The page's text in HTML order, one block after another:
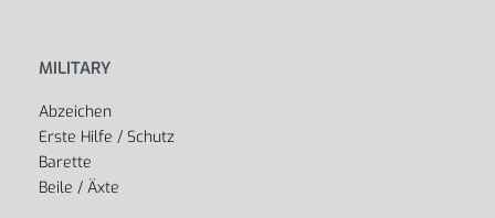
MILITARY
Abzeichen
Erste Hilfe / Schutz
Barette
Beile / Äxte